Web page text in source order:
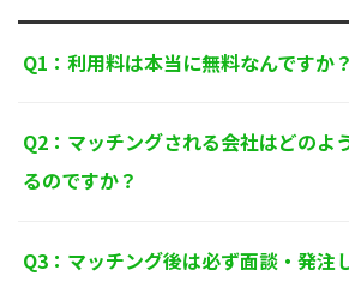
本人からの苦情および相談があった場
正、削除、または利用もしくは提供
れたときは、適法かつ遅滞なく応じま
に関する法令、国が定める指針およ
Q1：利用料は本当に無料なんですか？
Q2：マッチングされる会社はどのよ
るのですか？
Q3：マッチング後は必ず面談・発注